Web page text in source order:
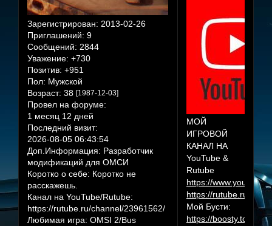
Зарегистрирован: 2013-02-26
Приглашений: 9
Сообщений: 2844
Уважение: +730
Позитив: +951
Пол: Мужской
Возраст: 38 [1987-12-03]
Провел на форуме:
1 месяц 12 дней
Последний визит:
2026-08-05 06:43:54
Доп.Информация: Разработчик
модификаций для ОМСИ
Коротко о себе: Коротко не
расскажешь.
Канал на YouTube/Rutube:
https://rutube.ru/channel/23961562/
Любимая игра: OMSI 2/Bus
МОЙ
ИГРОВОЙ
КАНАЛ НА
YouTube &
Rutube
https://
https://rutube.ru/
Мой Бусти:
https://boosty.to/